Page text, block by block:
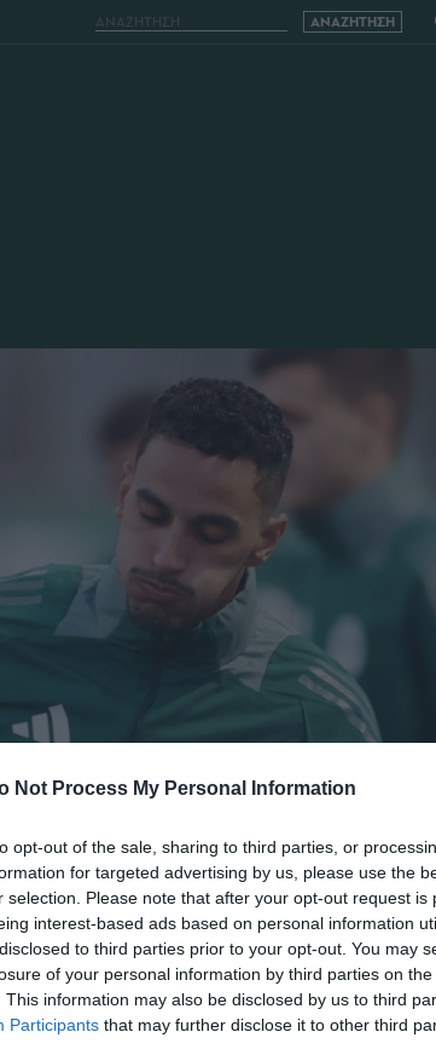
Not Process My Personal Information
opt-out of the sale, sharing to third parties, or
for targeted advertising by us, please use the
selection. Please note that after your opt-out request is
interest-based ads based on personal information
to third parties prior to your opt-out. You may
of your personal information by third parties on the
This information may also be disclosed by us to third
Participants that may further disclose it to other third